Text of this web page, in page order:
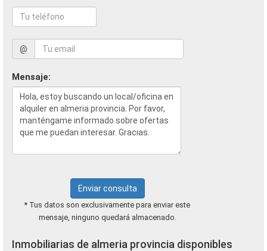
@
Mensaje:
Enviar consulta
* Tus datos son exclusivamente para enviar este
mensaje, ninguno quedará almacenado.
Inmobiliarias de almeria provincia disponibles